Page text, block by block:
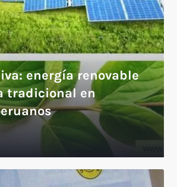
energía renovable
tradicional en